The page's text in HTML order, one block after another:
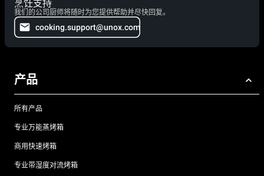
烹饪支持
我们的公司厨师将随时为您提供帮助并尽快回复。
cooking.support@unox.com
产品
所有产品
专业万能蒸烤箱
商用快速烤箱
专业带湿度对流烤箱